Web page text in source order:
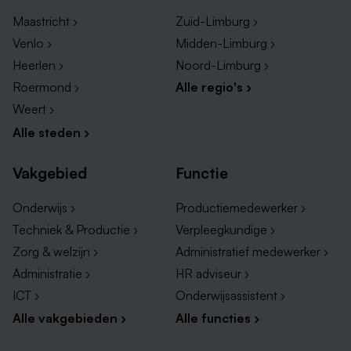
Vacatures in Horst aan de Maas
Vacatures in Reuver
Vacatures in Tegelen
Soorten banen in Venlo
Heel wat sectoren hebben een tekort aan
Maastricht ›
Venlo ›
Heerlen ›
Roermond ›
Weert ›
Alle steden ›
Zuid-Limburg ›
Midden-Limburg ›
Noord-Limburg ›
Alle regio's ›
Vakgebied
Onderwijs ›
Techniek & Productie ›
Zorg & welzijn ›
Administratie ›
ICT ›
Alle vakgebieden ›
Functie
Productiemedewerker ›
Verpleegkundige ›
Administratief medewerker ›
HR adviseur ›
Onderwijsassistent ›
Alle functies ›